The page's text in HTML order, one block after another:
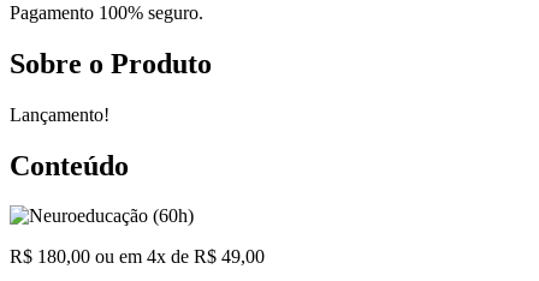
Pagamento 100% seguro.
Sobre o Produto
Lançamento!
Conteúdo
R$ 180,00 ou em 4x de R$ 49,00